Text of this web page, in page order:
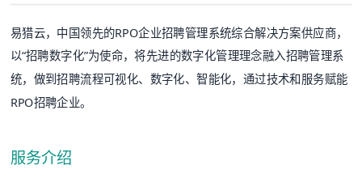
易猎云，中国领先的RPO企业招聘管理系统综合解决方案供应商，
以“招聘数字化”为使命，将先进的数字化管理理念融入招聘管理系
统，做到招聘流程可视化、数字化、智能化，通过技术和服务赋能
RPO招聘企业。
服务介绍